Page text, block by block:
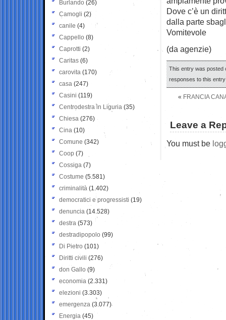
Dove c’è un
dalla parte
Vomitevole
(da agenzie)
This entry was posted
responses to this
« FRANCIA
Leave a
You must be
Burlando (26)
Camogli (2)
canile (4)
Cappello (8)
Caprotti (2)
Caritas (6)
carovita (170)
casa (247)
Casini (119)
Centrodestra in Liguria (35)
Chiesa (276)
Cina (10)
Comune (342)
Coop (7)
Cossiga (7)
Costume (5.581)
criminalità (1.402)
democratici e progressisti (19)
denuncia (14.528)
destra (573)
destradipopolo (99)
Di Pietro (101)
Diritti civili (276)
don Gallo (9)
economia (2.331)
elezioni (3.303)
emergenza (3.077)
Energia (45)